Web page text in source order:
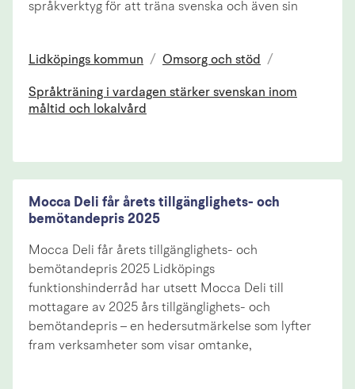
språkverktyg för att träna svenska och även sin
Lidköpings kommun / Omsorg och stöd /
Språkträning i vardagen stärker svenskan inom
måltid och lokalvård
Mocca Deli får årets tillgänglighets- och
bemötandepris 2025
Mocca Deli får årets tillgänglighets- och
bemötandepris 2025 Lidköpings
funktionshinderråd har utsett Mocca Deli till
mottagare av 2025 års tillgänglighets- och
bemötandepris – en hedersutmärkelse som lyfter
fram verksamheter som visar omtanke,